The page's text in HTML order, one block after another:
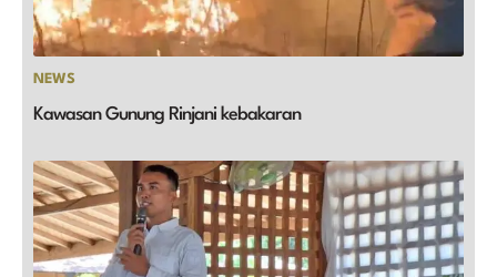
NEWS
Kawasan Gunung Rinjani kebakaran